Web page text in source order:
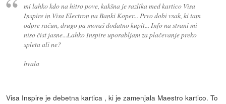
mi lahko kdo na hitro pove, kakšna je razlika med kartico Visa
Inspire in Visa Electron na Banki Koper... Prvo dobi vsak, ki tam
odpre račun, drugo pa moraš dodatno kupit... Info na strani mi
niso čist jasne...Lahko Inspire uporabljam za plačevanje preko
spleta ali ne?
hvala
Visa Inspire je debetna kartica , ki je zamenjala Maestro kartico. To